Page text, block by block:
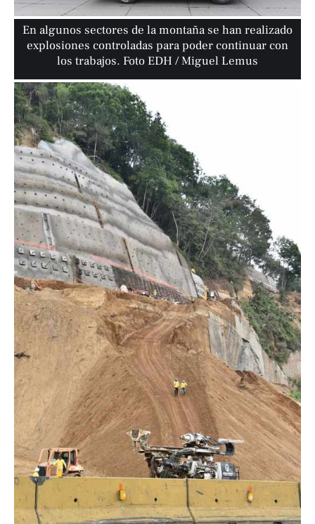
En algunos sectores de la montaña se han realizado
explosiones controladas para poder continuar con
los trabajos. Foto EDH / Miguel Lemus